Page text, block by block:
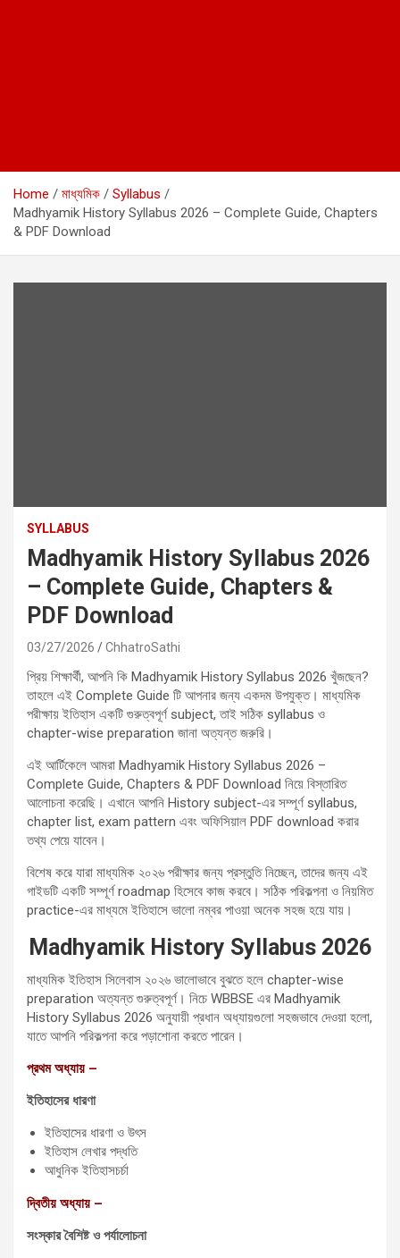
Home মাধ্যমিক
Syllabus
Madhyamik History Syllabus 2026 – Complete Guide, Chapters
& PDF Download
SYLLABUS
Madhyamik History Syllabus 2026
– Complete Guide, Chapters &
PDF Download
03/27/2026 ChhatroSathi
প্রিয় শিক্ষার্থী, আপনি কি Madhyamik History Syllabus 2026 খুঁজছেন?
তাহলে এই Complete Guide টি আপনার জন্য একদম উপযুক্ত। মাধ্যমিক
পরীক্ষায় ইতিহাস একটি গুরুত্বপূর্ণ subject, তাই সঠিক syllabus ও
chapter-wise preparation জানা অত্যন্ত জরুরি।
এই আর্টিকেলে আমরা Madhyamik History Syllabus 2026 –
Complete Guide, Chapters & PDF Download নিয়ে বিস্তারিত
আলোচনা করেছি। এখানে আপনি History subject-এর সম্পূর্ণ syllabus,
chapter list, exam pattern এবং অফিসিয়াল PDF download করার
তথ্য পেয়ে যাবেন।
বিশেষ করে যারা মাধ্যমিক ২০২৬ পরীক্ষার জন্য প্রস্তুতি নিচ্ছেন, তাদের জন্য এই
গাইডটি একটি সম্পূর্ণ roadmap হিসেবে কাজ করবে। সঠিক পরিকল্পনা ও নিয়মিত
practice-এর মাধ্যমে ইতিহাসে ভালো নম্বর পাওয়া অনেক সহজ হয়ে যায়।
Madhyamik History Syllabus 2026
মাধ্যমিক ইতিহাস সিলেবাস ২০২৬ ভালোভাবে বুঝতে হলে chapter-wise
preparation অত্যন্ত গুরুত্বপূর্ণ। নিচে WBBSE এর Madhyamik
History Syllabus 2026 অনুযায়ী প্রধান অধ্যায়গুলো সহজভাবে দেওয়া হলো,
যাতে আপনি পরিকল্পনা করে পড়াশোনা করতে পারেন।
প্রথম অধ্যায় –
ইতিহাসের ধারণা
ইতিহাসের ধারণা ও উৎস
ইতিহাস লেখার পদ্ধতি
আধুনিক ইতিহাসচর্চা
দ্বিতীয় অধ্যায় –
সংস্কার বৈশিষ্ট ও পর্যালোচনা